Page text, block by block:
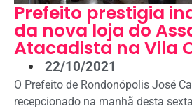
Prefeito prestigia
da nova loja do
Atacadista na Vila
22/10/2021
O Prefeito de Rondonópolis José
recepcionado na manhã desta